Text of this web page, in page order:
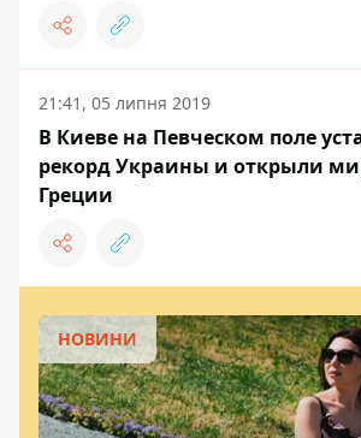
21:41, 05 липня 2019
В Киеве на Певческом поле
рекорд Украины и открыли
Греции
НОВИНИ